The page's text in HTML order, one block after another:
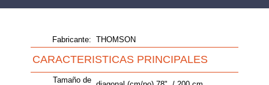
Fabricante: THOMSON
CARACTERISTICAS PRINCIPALES
Tamaño de